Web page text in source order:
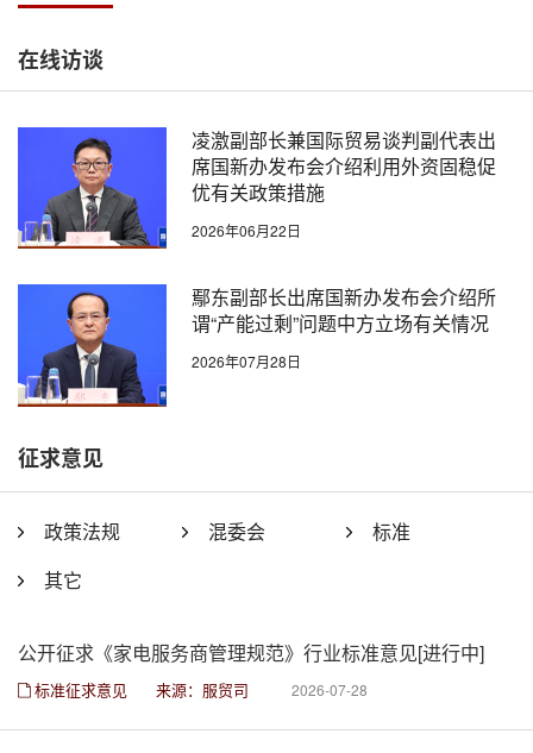
在线访谈
凌激副部长兼国际贸易谈判副代表出
席国新办发布会介绍利用外资固稳促
优有关政策措施
2026年06月22日
鄢东副部长出席国新办发布会介绍所
谓“产能过剩”问题中方立场有关情况
2026年07月28日
征求意见
政策法规 混委会
标准
其它
公开征求《家电服务商管理规范》行业标准意见[进行中]
标准征求意见 来源：服贸司 2026-07-28